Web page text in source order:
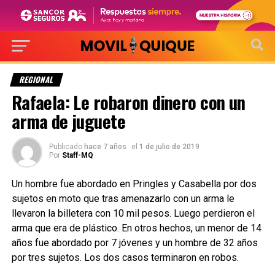
REGIONAL
Rafaela: Le robaron dinero con un
arma de juguete
Publicado hace 7 años el 1 de julio de 2019
Por Staff-MQ
Un hombre fue abordado en Pringles y Casabella por dos
sujetos en moto que tras amenazarlo con un arma le
llevaron la billetera con 10 mil pesos. Luego perdieron el
arma que era de plástico. En otros hechos, un menor de 14
años fue abordado por 7 jóvenes y un hombre de 32 años
por tres sujetos. Los dos casos terminaron en robos.